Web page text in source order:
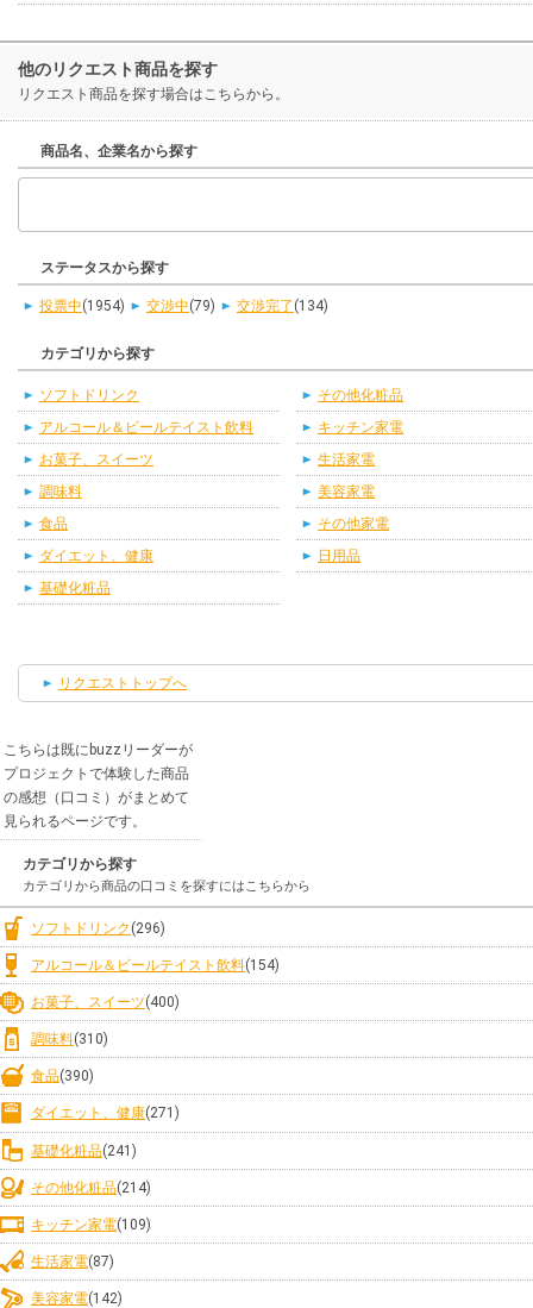
他のリクエスト商品を探す
リクエスト商品を探す場合はこちらから。
商品名、企業名から探す
ステータスから探す
投票中(1954) 交渉中(79) 交渉完了 (134)
カテゴリから探す
ソフトドリンク
アルコール＆ビールテイスト飲料
お菓子、スイーツ
調味料
食品
ダイエット、健康
基礎化粧品
その他化粧品
キッチン家電
生活家電
美容家電
その他家電
日用品
リクエストトップへ
こちらは既にbuzzリーダーが
プロジェクトで体験した商品
の感想（口コミ）がまとめて
見られるページです。
カテゴリから探す
カテゴリから商品の口コミを探すにはこちらから
ソフトドリンク (296)
アルコール＆ビールテイスト飲料(154)
お菓子、スイーツ(400)
調味料(310)
食品(390)
ダイエット、健康(271)
基礎化粧品(241)
その他化粧品(214)
キッチン家電(109)
生活家電(87)
美容家電(142)